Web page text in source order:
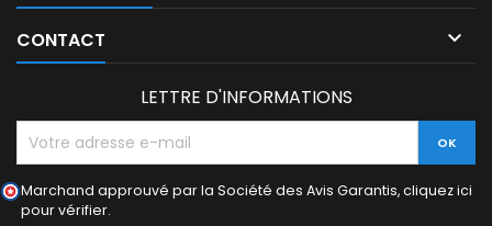
CONTACT 
LETTRE D'INFORMATIONS
Marchand approuvé par la Société des Avis Garantis,cliquez ici
pour vérifier.